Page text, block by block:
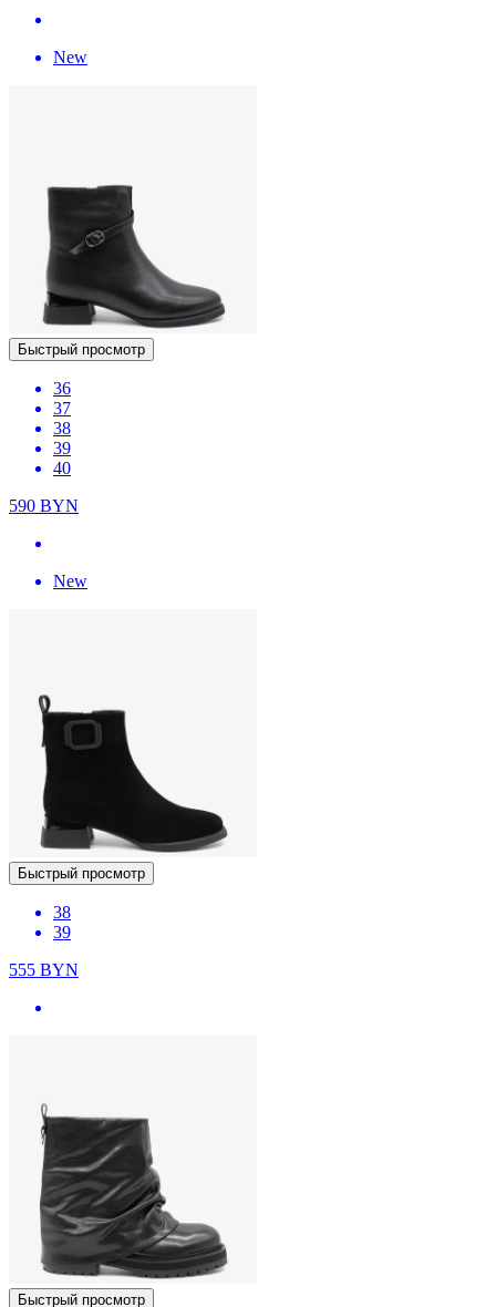
New
Быстрый просмотр
36
37
38
39
40
590 BYN
New
Быстрый просмотр
38
39
555 BYN
Быстрый просмотр